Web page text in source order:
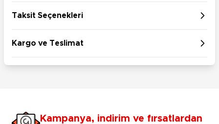
Taksit Seçenekleri
Kargo ve Teslimat
Kampanya, indirim ve fırsatlardan